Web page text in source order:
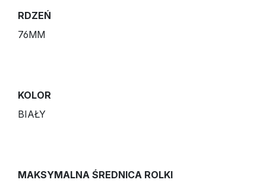
RDZEŃ
76MM
KOLOR
BIAŁY
MAKSYMALNA ŚREDNICA ROLKI